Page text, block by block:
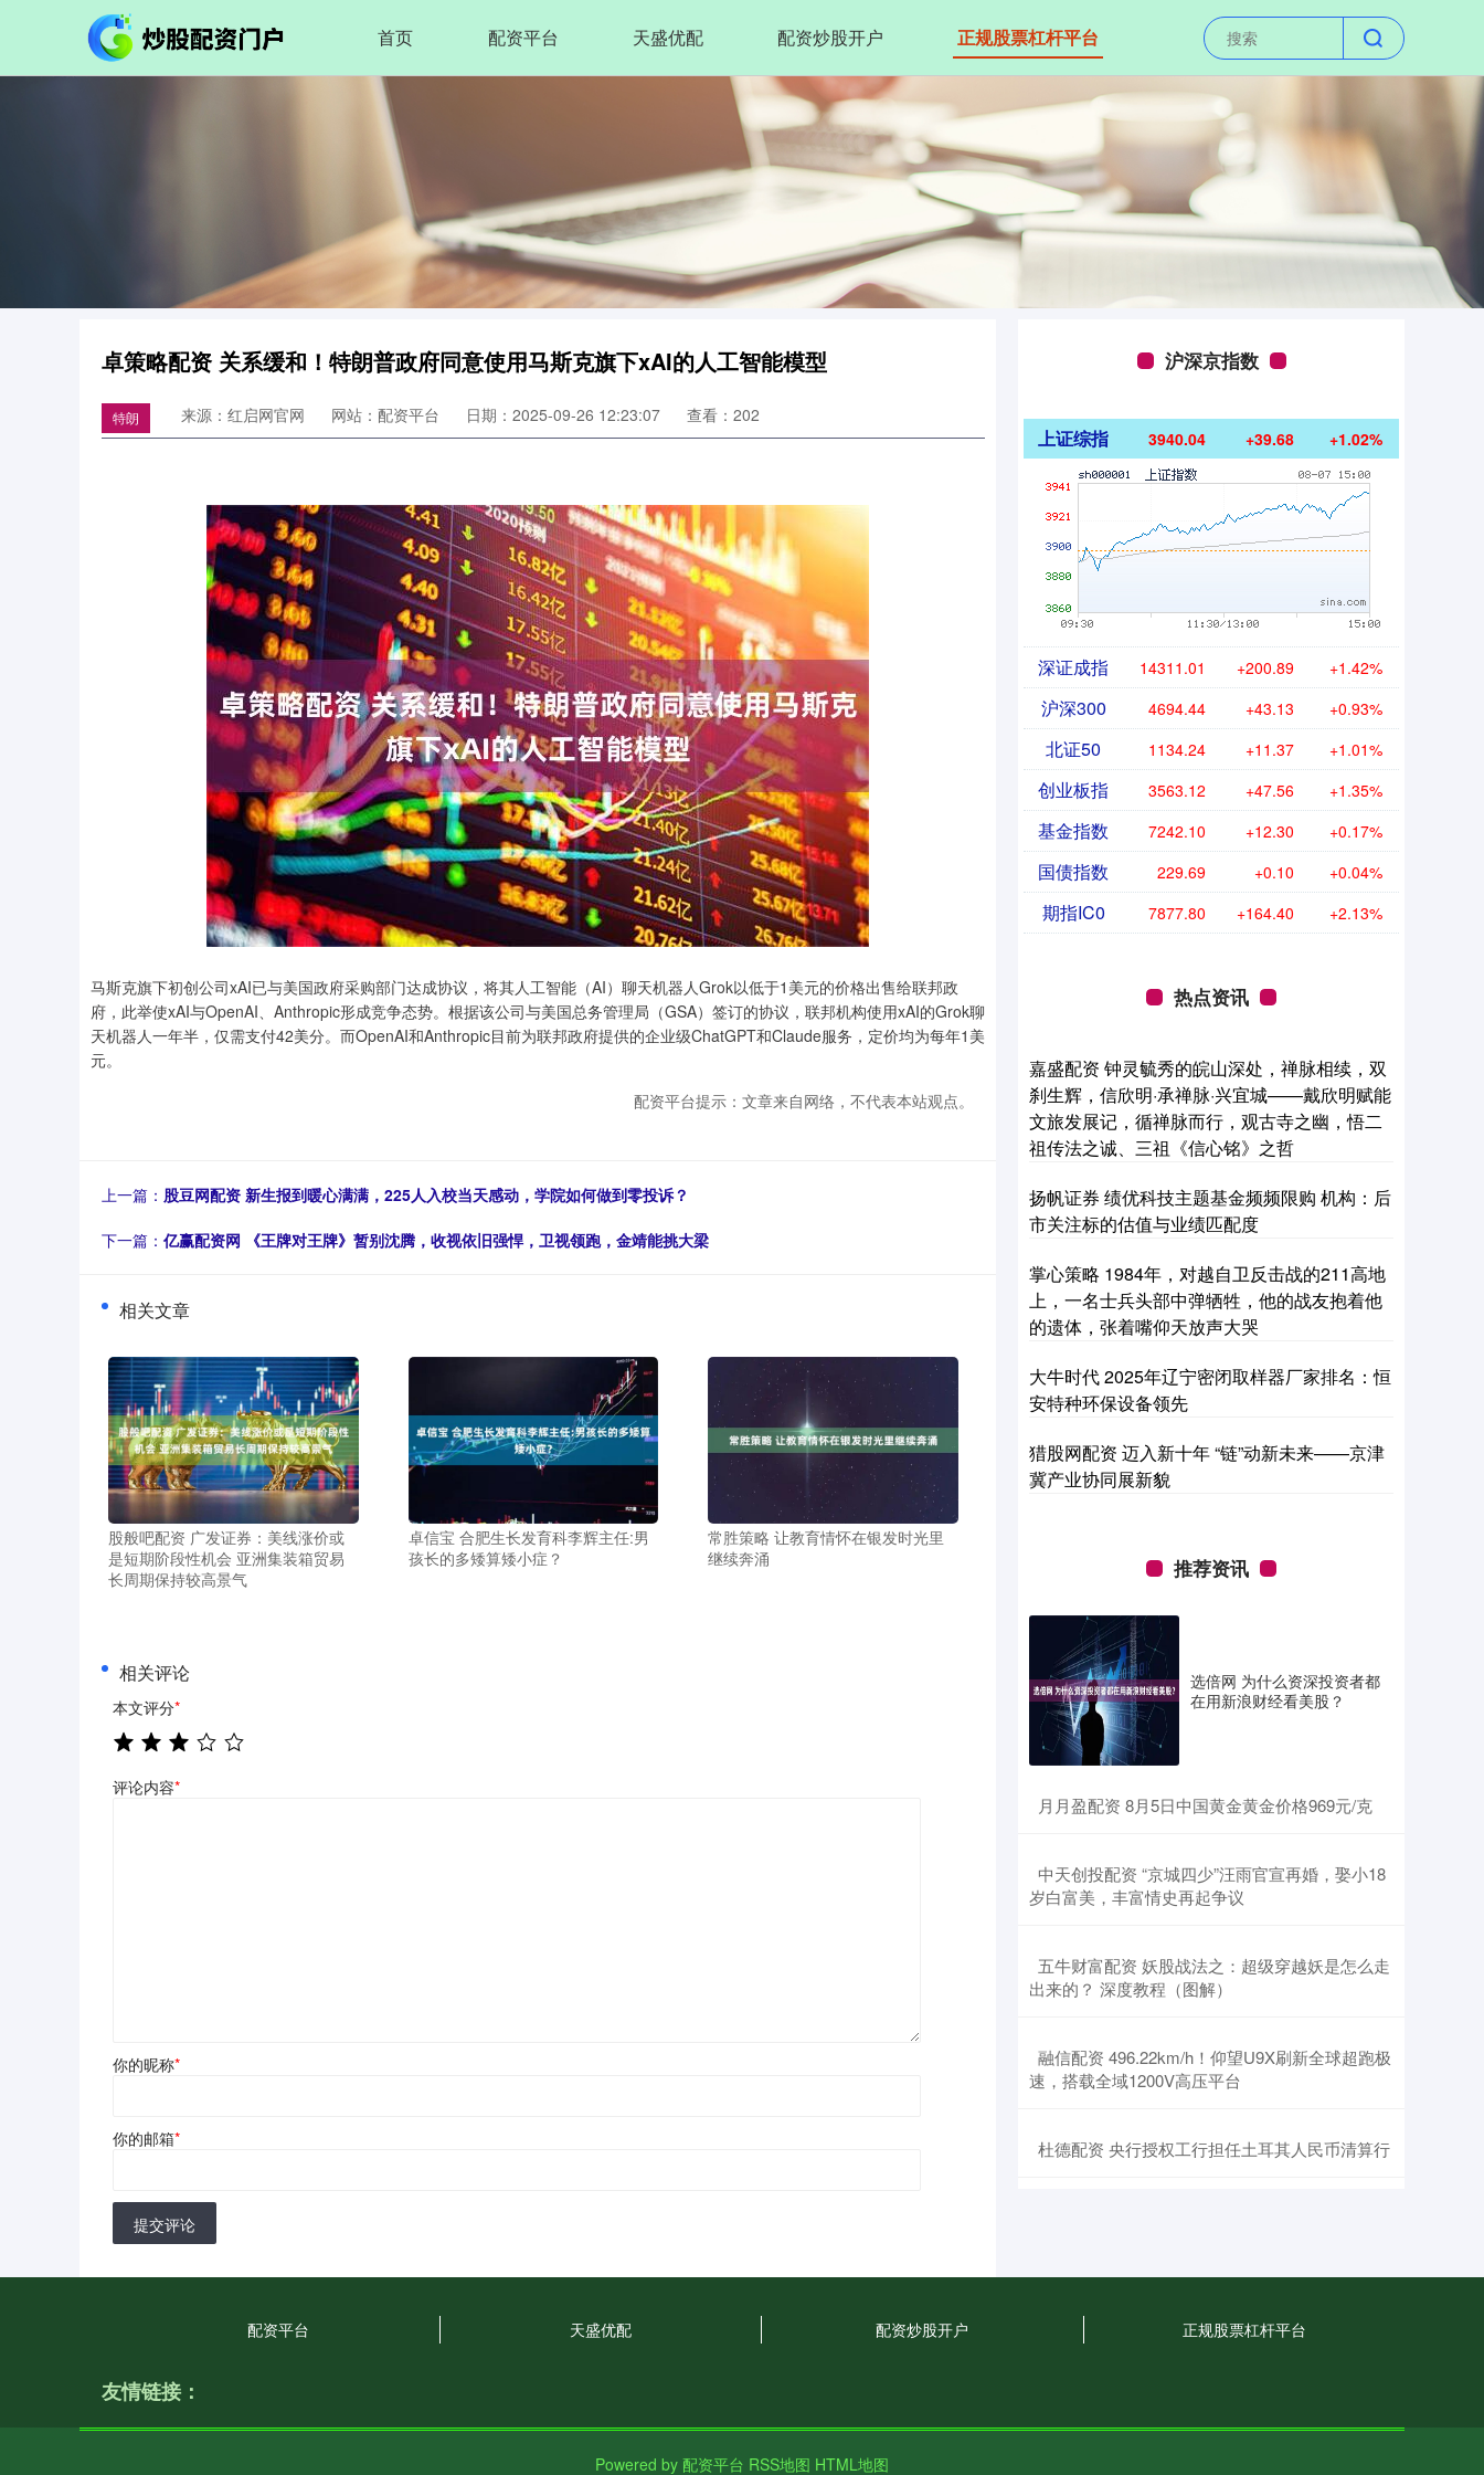
首页 配资平台 天盛优配 配资炒股开户 正规股票杠杆平台
卓策略配资 关系缓和！特朗普政府同意使用马斯克旗下xAI的人工智能模型
特朗 来源：红启网官网 网站：配资平台 日期：2025-09-26 12:23:07 查看：202
马斯克旗下初创公司xAI已与美国政府采购部门达成协议，将其人工智能（AI）聊天机器人Grok以低于1美元的价格出售给联邦政
府，此举使xAI与OpenAI、Anthropic形成竞争态势。根据该公司与美国总务管理局（GSA）签订的协议，联邦机构使用xAI的Grok聊
天机器人一年半，仅需支付42美分。而OpenAI和Anthropic目前为联邦政府提供的企业级ChatGPT和Claude服务，定价均为每年1美
元。
配资平台提示：文章来自网络，不代表本站观点。
上一篇： 股豆网配资 新生报到暖心满满，225人入校当天感动，学院如何做到零投诉？
下一篇： 亿赢配资网 《王牌对王牌》暂别沈腾，收视依旧强悍，卫视领跑，金靖能挑大梁
相关文章
股般吧配资 广发证券：美线涨价或
是短期阶段性机会 亚洲集装箱贸易
长周期保持较高景气
卓信宝 合肥生长发育科李辉主任:男
孩长的多矮算矮小症？
常胜策略 让教育情怀在银发时光里
继续奔涌
相关评论
本文评分*
评论内容*
你的昵称*
你的邮箱*
提交评论
沪深京指数
上证综指 3940.04 +39.68 +1.02%
深证成指 14311.01 +200.89 +1.42%
沪深300 4694.44 +43.13 +0.93%
北证50 1134.24 +11.37 +1.01%
创业板指 3563.12 +47.56 +1.35%
基金指数 7242.10 +12.30 +0.17%
国债指数 229.69 +0.10 +0.04%
期指IC0 7877.80 +164.40 +2.13%
热点资讯
嘉盛配资 钟灵毓秀的皖山深处，禅脉相续，双
刹生辉，信欣明·承禅脉·兴宜城——戴欣明赋能
文旅发展记，循禅脉而行，观古寺之幽，悟二
祖传法之诚、三祖《信心铭》之哲
扬帆证券 绩优科技主题基金频频限购 机构：后
市关注标的估值与业绩匹配度
掌心策略 1984年，对越自卫反击战的211高地
上，一名士兵头部中弹牺牲，他的战友抱着他
的遗体，张着嘴仰天放声大哭
大牛时代 2025年辽宁密闭取样器厂家排名：恒
安特种环保设备领先
猎股网配资 迈入新十年 “链”动新未来——京津
冀产业协同展新貌
推荐资讯
选倍网 为什么资深投资者都
在用新浪财经看美股？
​月月盈配资 8月5日中国黄金黄金价格969元/克
​中天创投配资 “京城四少”汪雨官宣再婚，娶小18
岁白富美，丰富情史再起争议
​五牛财富配资 妖股战法之：超级穿越妖是怎么走
出来的？ 深度教程（图解）
​融信配资 496.22km/h！仰望U9X刷新全球超跑极
速，搭载全域1200V高压平台
​杜德配资 央行授权工行担任土耳其人民币清算行
配资平台 天盛优配 配资炒股开户 正规股票杠杆平台
友情链接：
Powered by 配资平台 RSS地图 HTML地图